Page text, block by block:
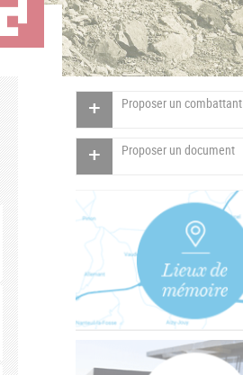
Vertical
Tabs
Proposer un combattant
Proposer un document